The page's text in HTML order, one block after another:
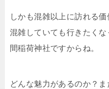
しかも混雑以上に訪れる
混雑していても行きたく
間稲荷神社ですからね。
どんな魅力があるのか？